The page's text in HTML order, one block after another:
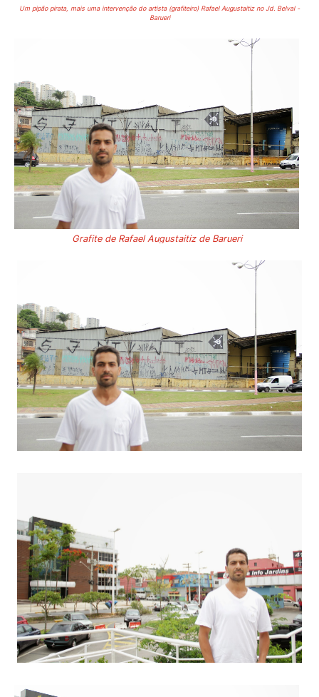
Um pipão pirata, mais uma intervenção do artista (grafiteiro) Rafael Augustaitiz no Jd. Belval -
Barueri
Grafite de Rafael Augustaitiz de Barueri